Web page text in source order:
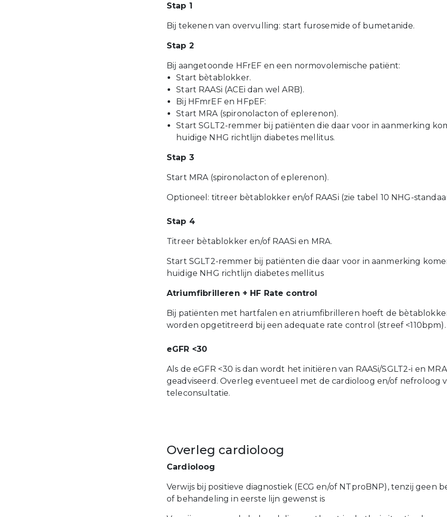
Stap 1
Bij tekenen van overvulling: start furosemide of bumetanide.
Stap 2
Bij aangetoonde HFrEF en een normovolemische patiënt:
Start bètablokker.
Start RAASi (ACEi dan wel ARB).
Bij HFmrEF en HFpEF:
Start MRA (spironolacton of eplerenon).
Start SGLT2-remmer bij patiënten die daar voor in aanmerking
huidige NHG richtlijn diabetes mellitus.
Stap 3
Start MRA (spironolacton of eplerenon).
Optioneel: titreer bètablokker en/of RAASi (zie tabel 10 NHG-
Stap 4
Titreer bètablokker en/of RAASi en MRA.
Start SGLT2-remmer bij patiënten die daar voor in aanmerking
huidige NHG richtlijn diabetes mellitus
Atriumfibrilleren + HF Rate control
Bij patiënten met hartfalen en atriumfibrilleren hoeft de
worden opgetitreerd bij een adequate rate control (streef <110bpm).
eGFR <30
Als de eGFR <30 is dan wordt het initiëren van RAASi/SGLT2-i en
geadviseerd. Overleg eventueel met de cardioloog en/of nefroloog
teleconsultatie.
Overleg cardioloog
Cardioloog
Verwijs bij positieve diagnostiek (ECG en/of NTproBNP), tenzij geen
of behandeling in eerste lijn gewenst is